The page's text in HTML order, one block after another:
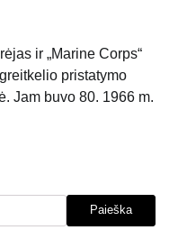
ir „Marine Corps“
pristatymo
Jam buvo 80. 1966 m.
Paieška